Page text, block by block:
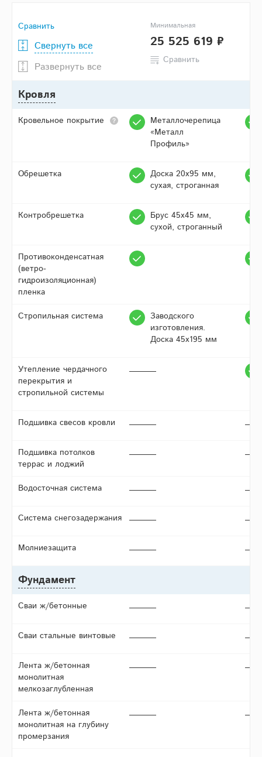
Сравнить
Свернуть все
Развернуть все
Минимальная
25 525 619 ₽
Сравнить
Кровля
Кровельное покрытие
Металлочерепица
«Металл
Профиль»
Обрешетка
Доска 20х95 мм,
сухая, строганная
Контробрешетка
Брус 45х45 мм,
сухой, строганный
Противоконденсатная
(ветро-
гидроизоляционная)
пленка
Стропильная система
Заводского
изготовления.
Доска 45х195 мм
Утепление чердачного
перекрытия и
стропильной системы
Подшивка свесов кровли
Подшивка потолков
террас и лоджий
Водосточная система
Система снегозадержания
Молниезащита
Фундамент
Сваи ж/бетонные
Сваи стальные винтовые
Лента ж/бетонная
монолитная
мелкозаглубленная
Лента ж/бетонная
монолитная на глубину
промерзания